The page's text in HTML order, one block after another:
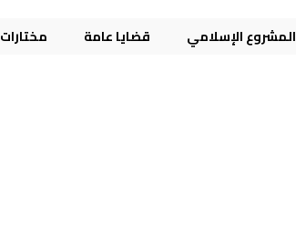
المشروع الإسلامي قضايا عامة مختارات